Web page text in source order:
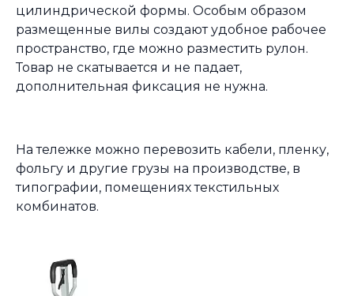
цилиндрической формы. Особым образом
размещенные вилы создают удобное рабочее
пространство, где можно разместить рулон.
Товар не скатывается и не падает,
дополнительная фиксация не нужна.
На тележке можно перевозить кабели, пленку,
фольгу и другие грузы на производстве, в
типографии, помещениях текстильных
комбинатов.